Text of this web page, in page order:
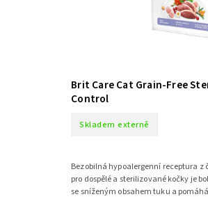
Brit Care Cat Grain-Free
Control
Skladem externě
Bezobilná hypoalergenní receptura z
pro dospělé a sterilizované kočky je
se sníženým obsahem tuku a